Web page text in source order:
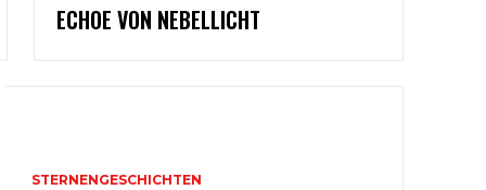
ECHOE VON NEBELLICHT
STERNENGESCHICHTEN